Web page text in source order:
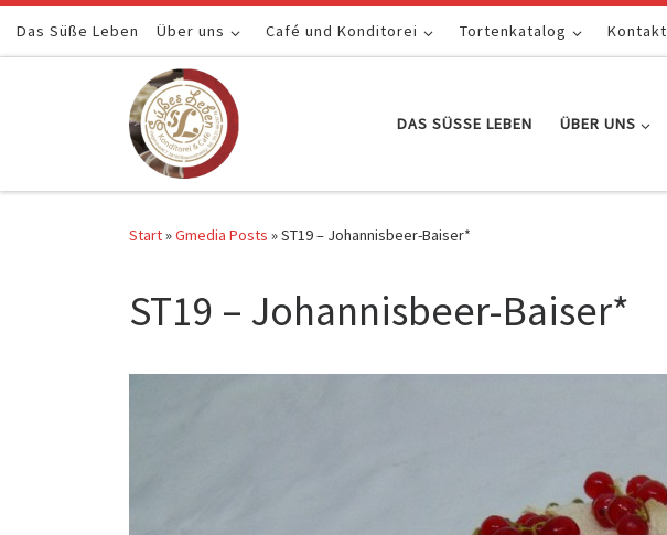
Zum Inhalt springen
Das Süße Leben Über uns Café und Konditorei Tortenkatalog Kontakt
DAS SÜSSE LEBEN ÜBER UNS
Start»Gmedia Posts »ST19 – Johannisbeer-Baiser*
ST19 – Johannisbeer-Baiser*